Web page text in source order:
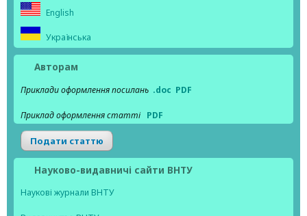
English
Українська
Авторам
Приклади оформлення посилань .doc PDF
Приклад оформлення статті PDF
Подати статтю
Науково-видавничі сайти ВНТУ
Наукові журнали ВНТУ